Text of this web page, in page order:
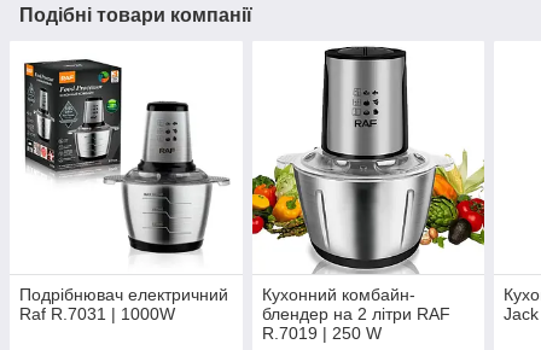
Подібні товари компанії
Подрібнювач електричний
Raf R.7031 | 1000W
Кухонний комбайн-
блендер на 2 літри RAF
R.7019 | 250 W